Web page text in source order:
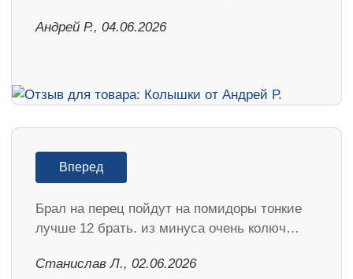
Андрей Р., 04.06.2026
Вперед
Брал на перец пойдут на помидоры тонкие
лучше 12 брать. из минуса очень колюч…
Станислав Л., 02.06.2026